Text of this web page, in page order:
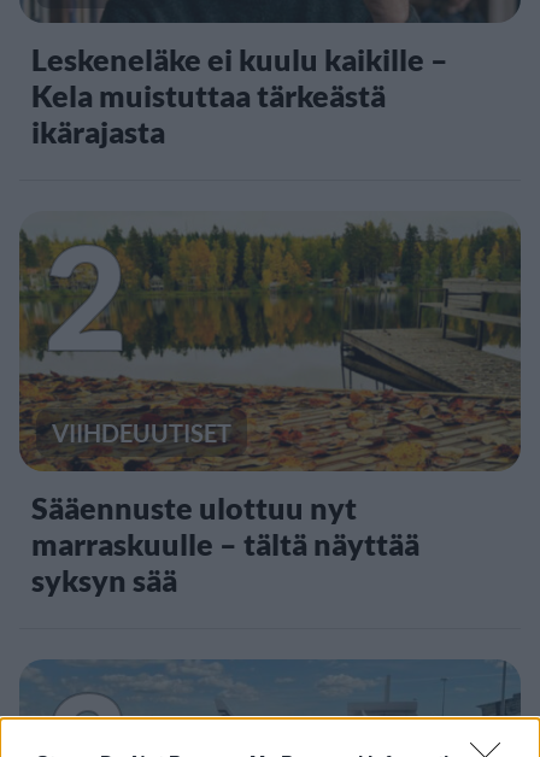
Leskeneläke ei kuulu kaikille –
Kela muistuttaa tärkeästä
ikärajasta
2
VIIHDEUUTISET
Sääennuste ulottuu nyt
marraskuulle – tältä näyttää
syksyn sää